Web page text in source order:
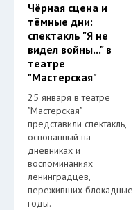
Чёрная сцена и
тёмные дни:
спектакль "Я не
видел войны..." в
театре
"Мастерская"
25 января в театре
"Мастерская"
представили спектакль,
основанный на
дневниках и
воспоминаниях
ленинградцев,
переживших блокадные
годы.